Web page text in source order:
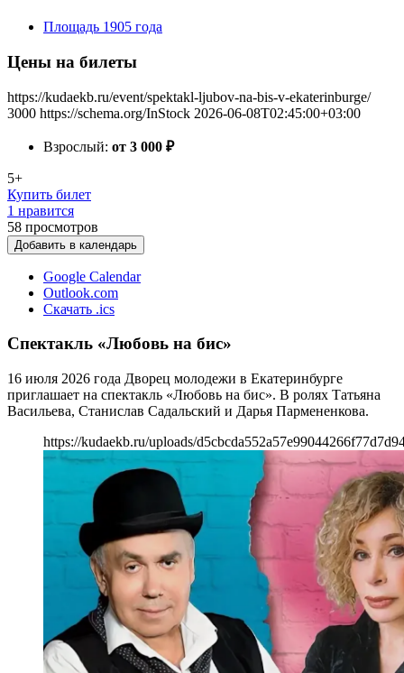
Площадь 1905 года
Цены на билеты
https://kudaekb.ru/event/spektakl-ljubov-na-bis-v-ekaterinburge/
3000 https://schema.org/InStock 2026-06-08T02:45:00+03:00
Взрослый: от 3 000 ₽
5+
Купить билет
1 нравится
58 просмотров
Добавить в календарь
Google Calendar
Outlook.com
Скачать .ics
Спектакль «Любовь на бис»
16 июля 2026 года Дворец молодежи в Екатеринбурге
приглашает на спектакль «Любовь на бис». В ролях Татьяна
Васильева, Станислав Садальский и Дарья Пармененкова.
https://kudaekb.ru/uploads/